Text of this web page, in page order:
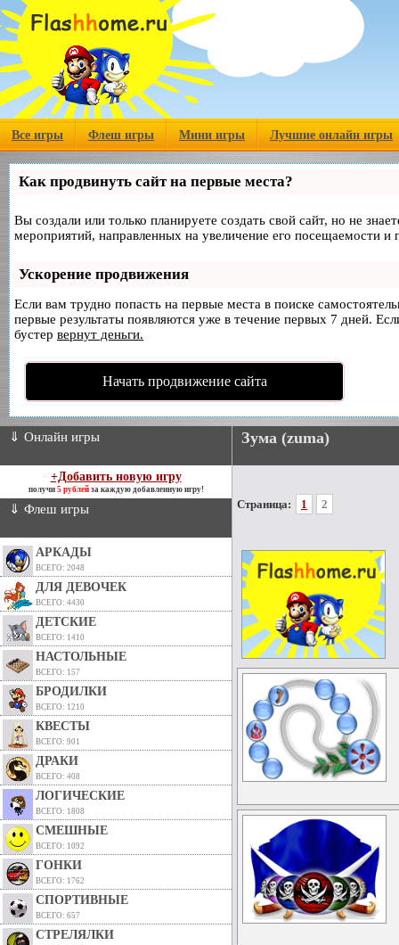
Все игры Флеш игры Мини игры Лучшие онлайн игры
Как продвинуть сайт на первые места?
Вы создали или только планируете создать свой сайт, но не
мероприятий, направленных на увеличение его посещаемости
Ускорение продвижения
Если вам трудно попасть на первые места в поиске
первые результаты появляются уже в течение первых 7 дней.
бустер вернут деньги.
Начать продвижение сайта
⇓ Онлайн игры
+Добавить новую игру
получи 5 рублейза каждую добавленную игру!
⇓ Флеш игры
АРКАДЫ
ВСЕГО: 2048
ДЛЯ ДЕВОЧЕК
ВСЕГО: 4430
ДЕТСКИЕ
ВСЕГО: 1410
НАСТОЛЬНЫЕ
ВСЕГО: 157
БРОДИЛКИ
ВСЕГО: 1210
КВЕСТЫ
ВСЕГО: 901
ДРАКИ
ВСЕГО: 408
ЛОГИЧЕСКИЕ
ВСЕГО: 1808
СМЕШНЫЕ
ВСЕГО: 1092
ГОНКИ
ВСЕГО: 1762
СПОРТИВНЫЕ
ВСЕГО: 657
СТРЕЛЯЛКИ
Зума (zuma)
Страница: 1 2